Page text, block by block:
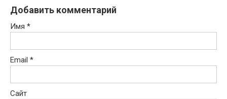
Добавить комментарий
Имя *
Email *
Сайт